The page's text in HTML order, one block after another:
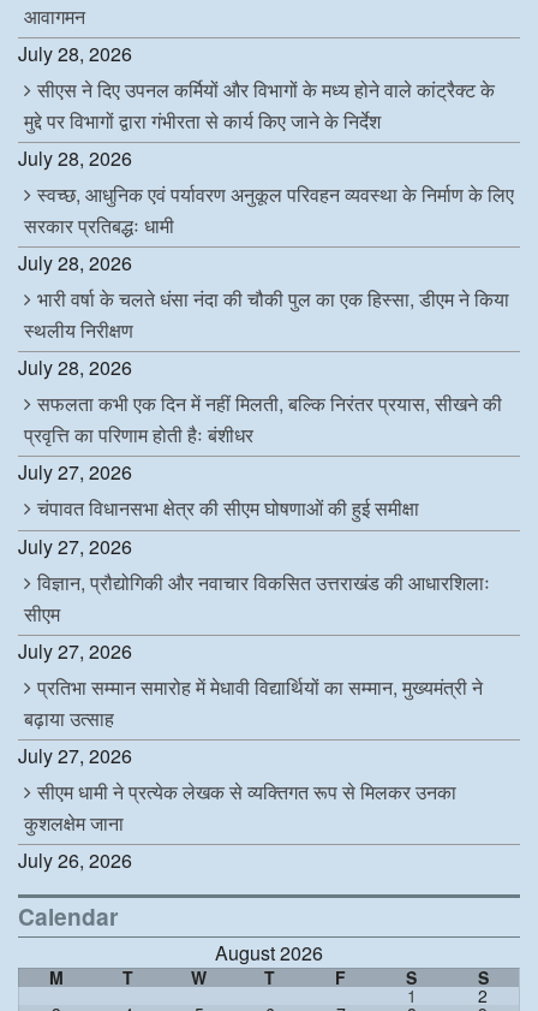
आवागमन
July 28, 2026
सीएस ने दिए उपनल कर्मियों और विभागों के मध्य होने वाले कांट्रैक्ट के
मुद्दे पर विभागों द्वारा गंभीरता से कार्य किए जाने के निर्देश
July 28, 2026
स्वच्छ, आधुनिक एवं पर्यावरण अनुकूल परिवहन व्यवस्था के निर्माण के लिए
सरकार प्रतिबद्धः धामी
July 28, 2026
भारी वर्षा के चलते धंसा नंदा की चौकी पुल का एक हिस्सा, डीएम ने किया
स्थलीय निरीक्षण
July 28, 2026
सफलता कभी एक दिन में नहीं मिलती, बल्कि निरंतर प्रयास, सीखने की
प्रवृत्ति का परिणाम होती हैः बंशीधर
July 27, 2026
चंपावत विधानसभा क्षेत्र की सीएम घोषणाओं की हुई समीक्षा
July 27, 2026
विज्ञान, प्रौद्योगिकी और नवाचार विकसित उत्तराखंड की आधारशिलाः
सीएम
July 27, 2026
प्रतिभा सम्मान समारोह में मेधावी विद्यार्थियों का सम्मान, मुख्यमंत्री ने
बढ़ाया उत्साह
July 27, 2026
सीएम धामी ने प्रत्येक लेखक से व्यक्तिगत रूप से मिलकर उनका
कुशलक्षेम जाना
July 26, 2026
Calendar
August 2026
M T W T F S S
1 2